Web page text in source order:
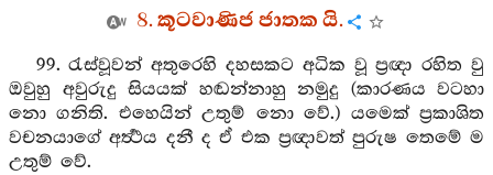
8. කූටවාණිජ ජාතක යි.
99. රැස්වූවන් අතුරෙහි දහසකට අධික වූ ප්‍රඥා රහිත වු
ඔවුහු අවුරුදු සියයක් හඬන්නාහු නමුදු (කාරණය වටහා
නො ගනිති. එහෙයින් උතුම් නො වේ.) යමෙක් ප්‍රකාශිත
වචනයාගේ අර්‍ත්‍ථය දනී ද ඒ එක ප්‍රඥාවත් පුරුෂ තෙමේ ම
උතුම් වේ.